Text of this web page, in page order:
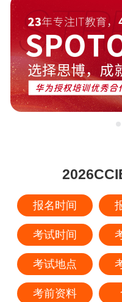
报名时间
考试时间
考试地点
考前资料